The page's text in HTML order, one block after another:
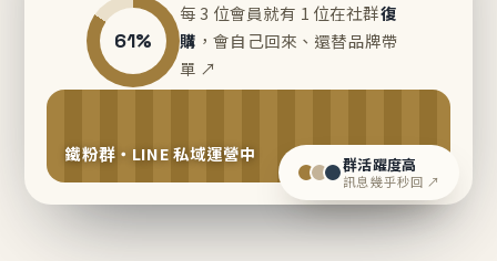
61%
每 3 位會員就有 1 位在社群復
購 ，會自己回來、還替品牌帶
單 ↗
鐵粉群・LINE 私域運營中 群活躍度高
訊息幾乎秒回 ↗